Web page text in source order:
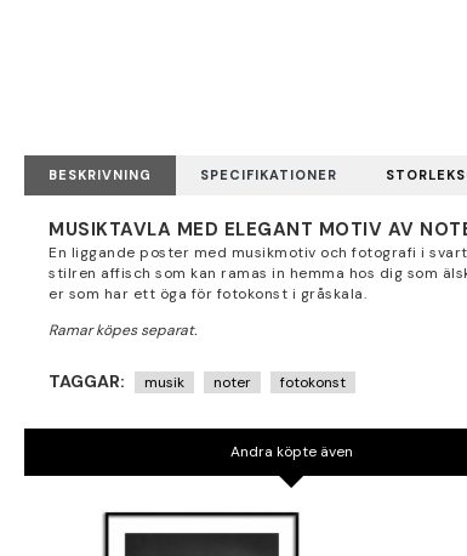
BESKRIVNING SPECIFIKATIONER
MUSIKTAVLA MED ELEGANT MOTIV AV
En liggande poster med musikmotiv och fotografi i
stilren affisch som kan ramas in hemma hos dig som
er som har ett öga för fotokonst i gråskala.
TAGGAR: musik noter fotokonst
Andra köpte även